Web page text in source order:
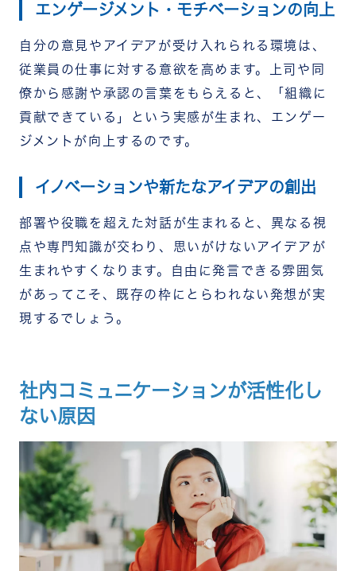
エンゲージメント・モチベーションの向上
自分の意見やアイデアが受け入れられる環境は、
従業員の仕事に対する意欲を高めます。上司や同
僚から感謝や承認の言葉をもらえると、「組織に
貢献できている」という実感が生まれ、エンゲー
ジメントが向上するのです。
イノベーションや新たなアイデアの創出
部署や役職を超えた対話が生まれると、異なる視
点や専門知識が交わり、思いがけないアイデアが
生まれやすくなります。自由に発言できる雰囲気
があってこそ、既存の枠にとらわれない発想が実
現するでしょう。
社内コミュニケーションが活性化し
ない原因